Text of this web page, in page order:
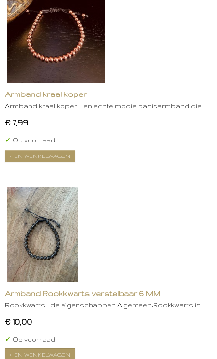
Armband kraal koper
Armband kraal koper Een echte mooie basisarmband die…
€ 7,99
✓ Op voorraad
IN WINKELWAGEN
Armband Rookkwarts verstelbaar 6 MM
Rookkwarts – de eigenschappen Algemeen:Rookkwarts is…
€ 10,00
✓ Op voorraad
IN WINKELWAGEN